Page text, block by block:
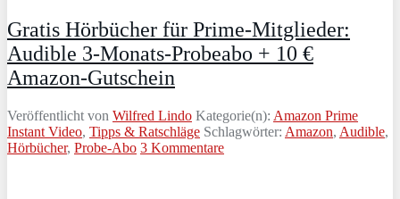
Gratis Hörbücher für Prime-Mitglieder:
Audible 3-Monats-Probeabo + 10 €
Amazon-Gutschein
Veröffentlicht von Wilfred Lindo Kategorie(n): Amazon Prime
Instant Video, Tipps & Ratschläge Schlagwörter: Amazon, Audible,
Hörbücher, Probe-Abo 3 Kommentare